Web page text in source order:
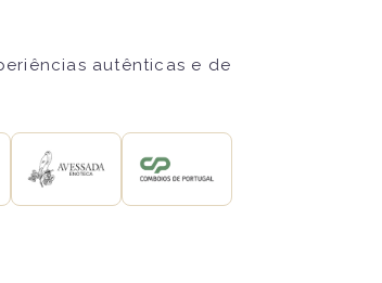
autênticas e de